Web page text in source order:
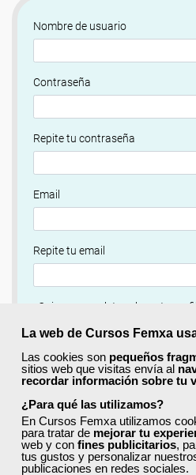
La web de Cursos Femxa
Las cookies son pequeños
sitios web que visitas envía al
recordar información sobre tu
¿Para qué las utilizamos?
En Cursos Femxa utilizamos
para tratar de mejorar tu
web y con fines publicitarios,
tus gustos y personalizar
publicaciones en redes sociales.
Nombre de usuario
Contraseña
Repite tu contraseña
Email
Repite tu email
¿Quieres completar ahora tu
Si
No, completaré mi perfil
Newsletter
Si, quiero recibir información
exclusivas y recursos para el
Términos y condiciones
He leído y acepto la Política de